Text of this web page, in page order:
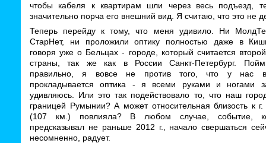
чтобы кабеля к квартирам шли через весь подъезд,
значительно порча его внешний вид. Я считаю, что это не
Теперь перейду к тому, что меня удивило. Ни
СтарНет, ни проложили оптику полностью даже в
говоря уже о Бельцах - городе, который считается
страны, так же как в России Санкт-Петербург.
правильно, я вовсе не против того, что у нас в
прокладывается оптика - я всеми руками и ногами
удивляюсь. Или это так подействовало то, что наш
границей Румынии? А может относительная близость к
(107 км.) повлияла? В любом случае, событие,
предсказывал не раньше 2012 г., начало свершаться
несомненно, радует.